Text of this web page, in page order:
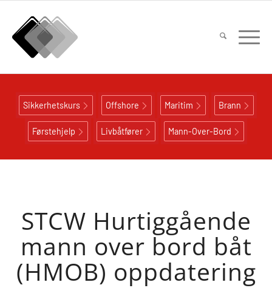
Sikkerhetskurs Offshore Maritim Brann
Førstehjelp Livbåtfører Mann-Over-Bord
STCW Hurtiggående
mann over bord båt
(HMOB) oppdatering